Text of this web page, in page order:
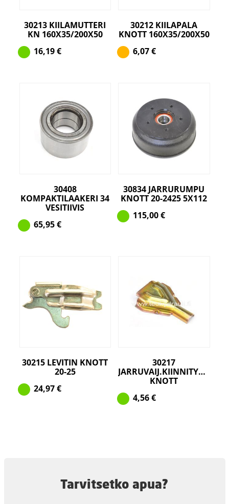
30213 KIILAMUTTERI
KN 160X35/200X50
16,19€
30212 KIILAPALA
KNOTT 160X35/200X50
6,07€
30408
KOMPAKTILAAKERI 34
VESITIIVIS
65,95€
30834 JARRURUMPU
KNOTT 20-2425 5X112
115,00€
30215 LEVITIN KNOTT
20-25
24,97€
30217
JARRUVAIJ.KIINNITYSPELTI
KNOTT
4,56€
Tarvitsetko apua?